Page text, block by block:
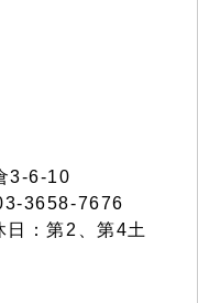
3-6-10
3658-7676
：第2、第4土